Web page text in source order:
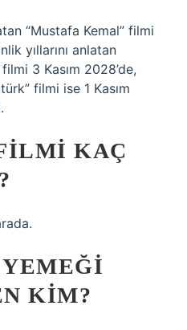
“Mustafa Kemal” filmi
yıllarını anlatan
3 Kasım 2028’de,
filmi ise 1 Kasım
KAÇ
KIM?